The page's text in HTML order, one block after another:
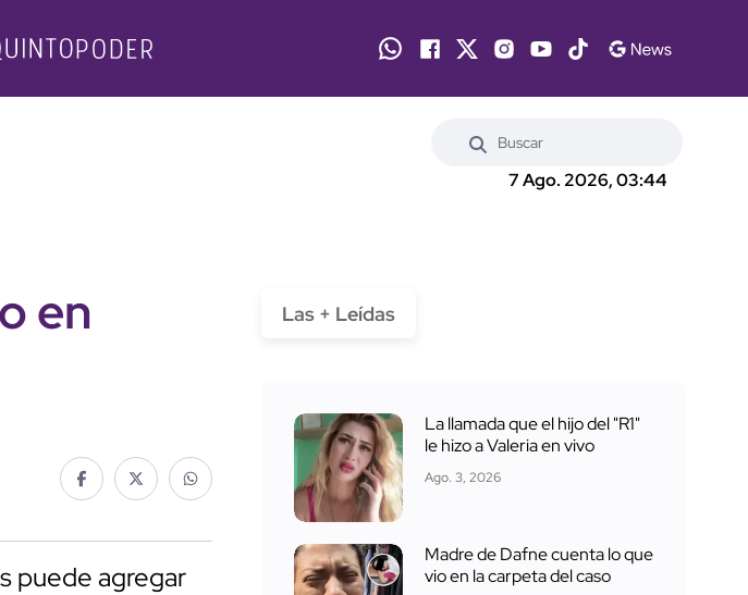
7 Ago. 2026, 03:44
en
puede agregar
Las + Leídas
La llamada que el hijo del "R1"
le hizo a Valeria en vivo
Ago. 3, 2026
Madre de Dafne cuenta lo que
vio en la carpeta del caso